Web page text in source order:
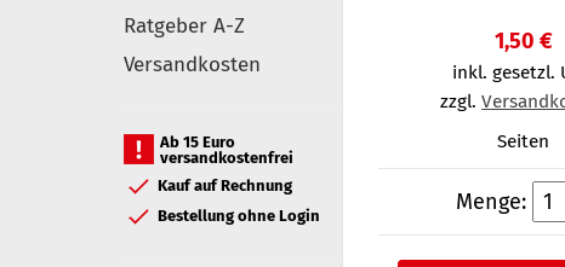
Ratgeber A-Z
Versandkosten
Ab 15 Euro
versandkostenfrei
Kauf auf Rechnung
Bestellung ohne Login
1,50 €
inkl. gesetzl.
zzgl.
Seiten
Menge: